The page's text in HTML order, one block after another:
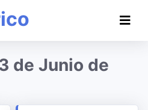
de Junio de